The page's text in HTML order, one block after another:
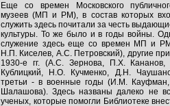
Еще со времен Московского
музеев (МП и РМ), в состав которых
служить здесь почитали за честь
культуры. То же было и в годы войны.
служение здесь еще со времен МП и РМ
Н.П. Киселев, А.С. Петровский), другие
1930-е гг. (А.С. Зернова, П.Х.
Кублицкий, Н.О. Кучменко, Д.Н.
третьи - в военные годы (И.М.
Шалашова). Здесь названы далеко не
ученых, которые помогли Библиотеке